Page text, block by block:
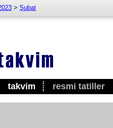
takvim resmi tatiller
> Şubat